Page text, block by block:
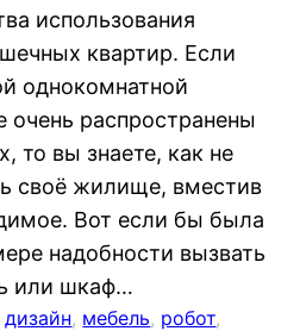
использования
квартир. Если
однокомнатной
очень распространены
то вы знаете, как не
своё жилище, вместив
Вот если бы была
надобности вызвать
или шкаф…
дизайн, мебель, робот